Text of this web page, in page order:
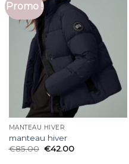
Promo !
MANTEAU HIVER
manteau hiver
€85.00 €42.00